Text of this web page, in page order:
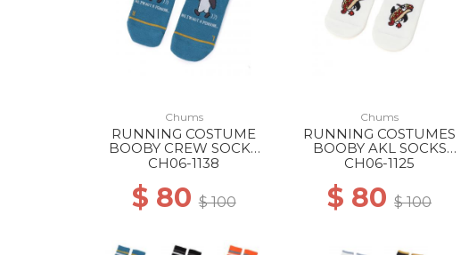
Chums
RUNNING COSTUME
BOOBY CREW SOCKS
A001 BLUE
CH06-1138
$ 80$ 100
Chums
RUNNING COSTUMES
BOOBY AKL SOCKS
W001 WHITE
CH06-1125
$ 80$ 100